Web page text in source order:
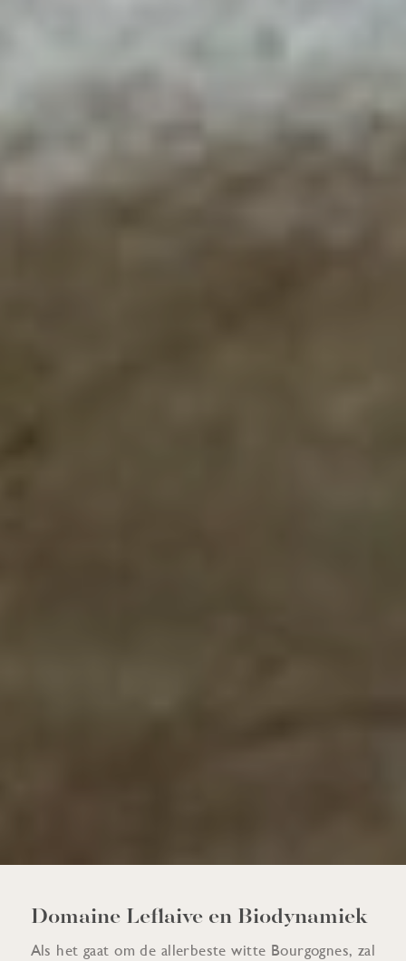
Domaine Leflaive en Biodynamiek
Als het gaat om de allerbeste witte Bourgognes, zal